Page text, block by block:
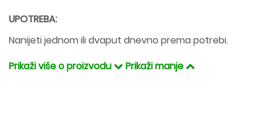
UPOTREBA:
Nanijeti jednom ili dvaput dnevno prema potrebi.
Prikaži više o proizvodu
Prikaži manje